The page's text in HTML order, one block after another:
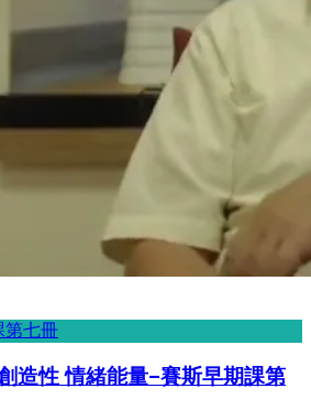
第七冊
造性 情緒能量–賽斯早期課第